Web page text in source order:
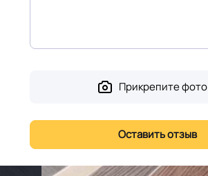
Прикрепите фото